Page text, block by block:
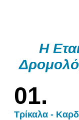
Η
01.
Τρίκαλα -